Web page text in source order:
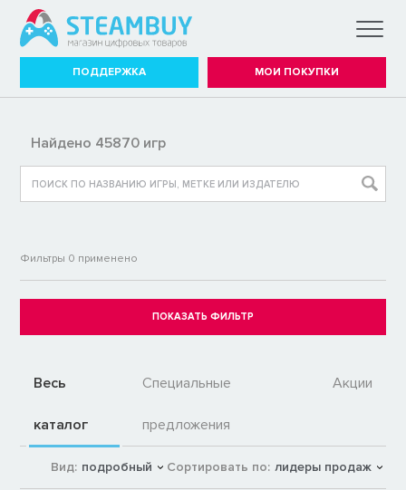
ПОДДЕРЖКА МОИ ПОКУПКИ
Найдено 45870 игр
Фильтры 0 применено
Весь
каталог
Специальные
предложения
Акции
Вид: подробный Сортировать по: лидеры продаж